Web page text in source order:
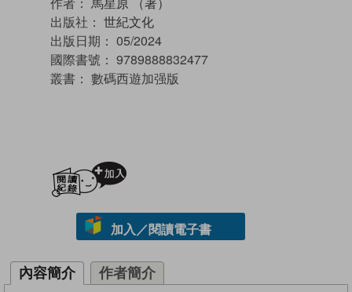
出版社： 世紀文化
出版日期： 05/2024
國際書號： 9789888832477
叢書： 數碼西遊加强版
加入／閱讀電子書
內容簡介 作者簡介